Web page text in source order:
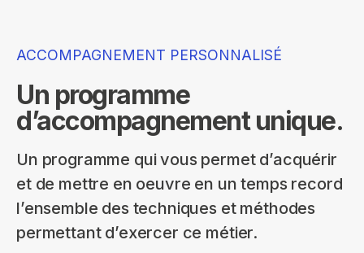
ACCOMPAGNEMENT PERSONNALISÉ
Un programme
d’accompagnement unique.
Un programme qui vous permet d’acquérir
et de mettre en oeuvre en un temps record
l’ensemble des techniques et méthodes
permettant d’exercer ce métier.